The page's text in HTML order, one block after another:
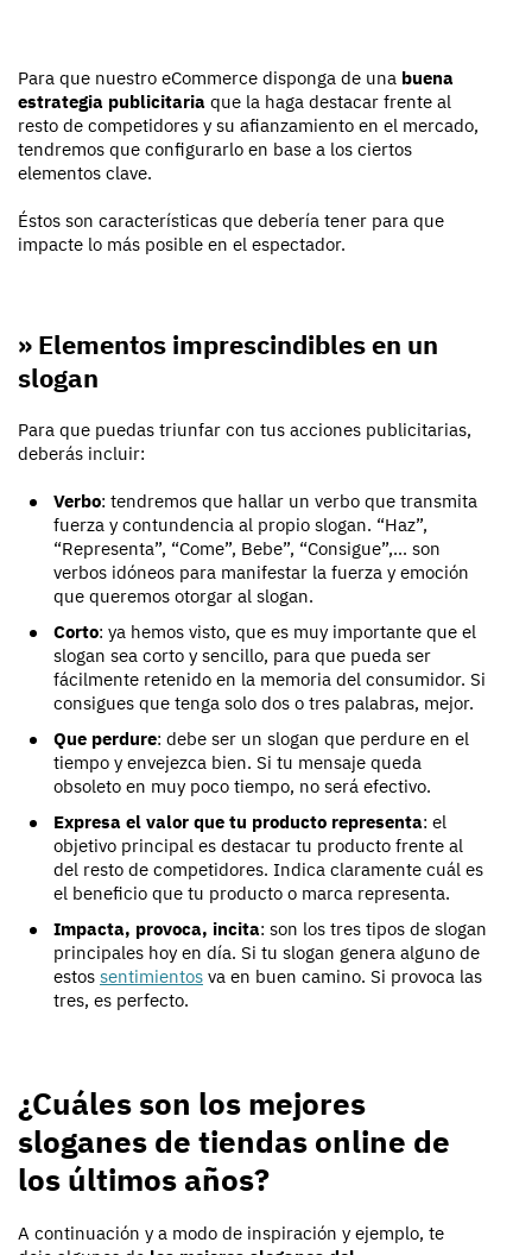
Para que nuestro eCommerce disponga de una buena
estrategia publicitaria que la haga destacar frente al
resto de competidores y su afianzamiento en el mercado,
tendremos que configurarlo en base a los ciertos
elementos clave.
Éstos son características que debería tener para que
impacte lo más posible en el espectador.
» Elementos imprescindibles en un
slogan
Para que puedas triunfar con tus acciones publicitarias,
deberás incluir:
Verbo: tendremos que hallar un verbo que transmita
fuerza y contundencia al propio slogan. “Haz”,
“Representa”, “Come”, Bebe”, “Consigue”,... son
verbos idóneos para manifestar la fuerza y emoción
que queremos otorgar al slogan.
Corto: ya hemos visto, que es muy importante que el
slogan sea corto y sencillo, para que pueda ser
fácilmente retenido en la memoria del consumidor. Si
consigues que tenga solo dos o tres palabras, mejor.
Que perdure: debe ser un slogan que perdure en el
tiempo y envejezca bien. Si tu mensaje queda
obsoleto en muy poco tiempo, no será efectivo.
Expresa el valor que tu producto representa: el
objetivo principal es destacar tu producto frente al
del resto de competidores. Indica claramente cuál es
el beneficio que tu producto o marca representa.
Impacta, provoca, incita: son los tres tipos de slogan
principales hoy en día. Si tu slogan genera alguno de
estos sentimientos va en buen camino. Si provoca las
tres, es perfecto.
¿Cuáles son los mejores
sloganes de tiendas online de
los últimos años?
A continuación y a modo de inspiración y ejemplo, te